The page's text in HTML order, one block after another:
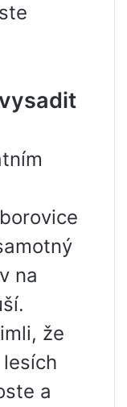
na
že
a